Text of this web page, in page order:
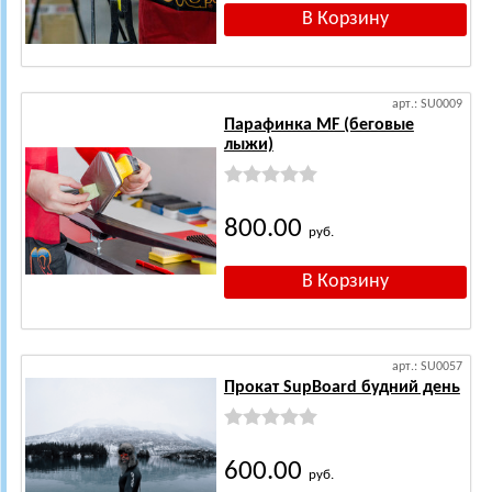
арт.: SU0009
Парафинка MF (беговые
лыжи)
800.00 руб.
арт.: SU0057
Прокат SupBoard будний день
600.00 руб.